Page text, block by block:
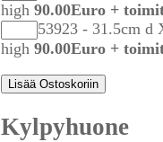
high 90.00Euro +
53923 - 31.5cm d
high 90.00Euro +
Kylpyhuone